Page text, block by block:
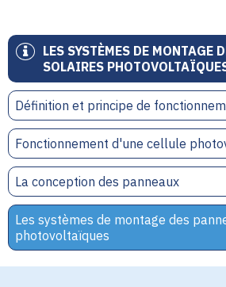
LES SYSTÈMES DE MONTAGE
SOLAIRES
Définition et principe de
Fonctionnement d'une cellule
La conception des panneaux
Les systèmes de montage des
photovoltaïques